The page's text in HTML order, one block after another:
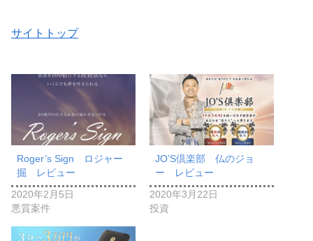
サイトトップ
Roger’s Sign ロジャー
掘 レビュー
2020年2月5日
悪質案件
JO’S倶楽部 仏のジョ
ー レビュー
2020年3月22日
投資